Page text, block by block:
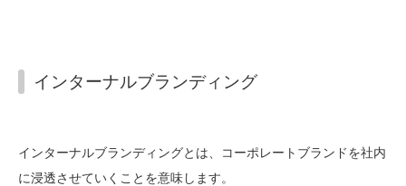
インターナルブランディング
インターナルブランディングとは、コーポレートブランドを社内
に浸透させていくことを意味します。